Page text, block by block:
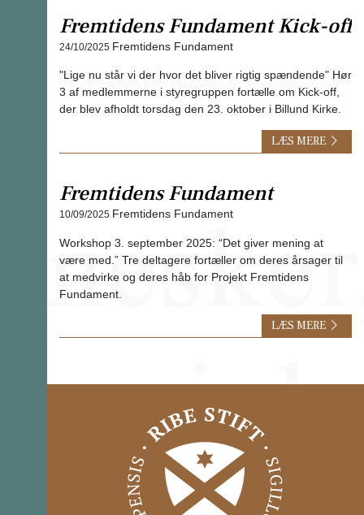
Fremtidens Fundament Kick-off
24/10/2025 Fremtidens Fundament
"Lige nu står vi der hvor det bliver rigtig spændende" Hør
3 af medlemmerne i styregruppen fortælle om Kick-off,
der blev afholdt torsdag den 23. oktober i Billund Kirke.
LÆS MERE
Fremtidens Fundament
10/09/2025 Fremtidens Fundament
Workshop 3. september 2025: “Det giver mening at
være med.” Tre deltagere fortæller om deres årsager til
at medvirke og deres håb for Projekt Fremtidens
Fundament.
LÆS MERE